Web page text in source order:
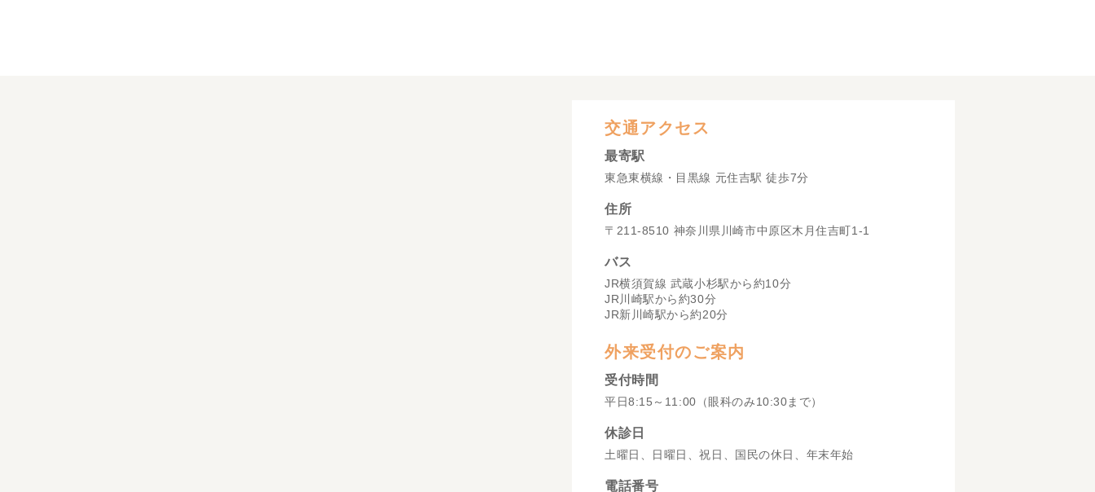
交通アクセス
最寄駅
東急東横線・目黒線 元住吉駅 徒歩7分
住所
〒211-8510 神奈川県川崎市中原区木月住吉町1-1
バス
JR横須賀線 武蔵小杉駅から約10分
JR川崎駅から約30分
JR新川崎駅から約20分
外来受付のご案内
受付時間
平日8:15～11:00（眼科のみ10:30まで）
休診日
土曜日、日曜日、祝日、国民の休日、年末年始
電話番号